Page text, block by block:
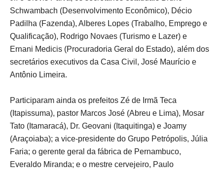
Schwambach (Desenvolvimento Econômico), Décio
Padilha (Fazenda), Alberes Lopes (Trabalho, Emprego e
Qualificação), Rodrigo Novaes (Turismo e Lazer) e
Ernani Medicis (Procuradoria Geral do Estado), além dos
secretários executivos da Casa Civil, José Maurício e
Antônio Limeira.
Participaram ainda os prefeitos Zé de Irmã Teca
(Itapissuma), pastor Marcos José (Abreu e Lima), Mosar
Tato (Itamaracá), Dr. Geovani (Itaquitinga) e Joamy
(Araçoiaba); a vice-presidente do Grupo Petrópolis, Júlia
Faria; o gerente geral da fábrica de Pernambuco,
Everaldo Miranda; e o mestre cervejeiro, Paulo